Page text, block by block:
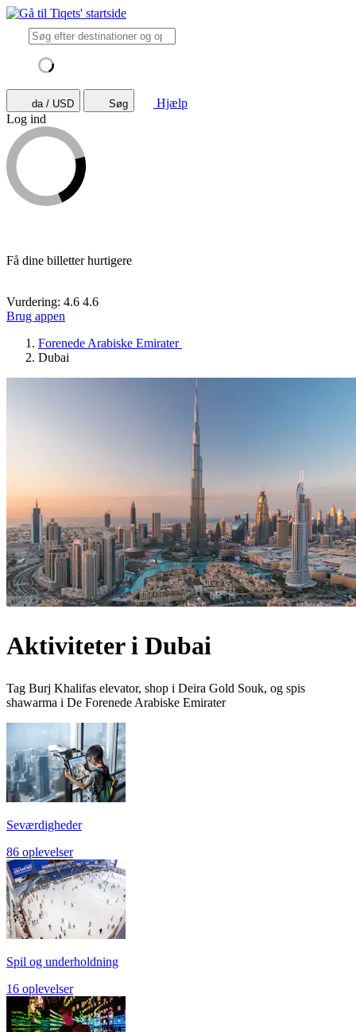
da / USD Søg
Hjælp
Log ind
Få dine billetter hurtigere
Vurdering: 4.6 4.6
Brug appen
Forenede Arabiske Emirater
Dubai
Aktiviteter i Dubai
Tag Burj Khalifas elevator, shop i Deira Gold Souk, og spis
shawarma i De Forenede Arabiske Emirater
Seværdigheder
86 oplevelser
Spil og underholdning
16 oplevelser